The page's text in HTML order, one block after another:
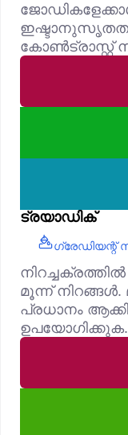
ട്രയാഡിക്
ഗ്രേഡിയന്റ്
നിറച്ചക്രത്തിൽ
മൂന്ന് നിറങ്ങൾ.
പ്രധാനം
ഉപയോഗിക്കുക.